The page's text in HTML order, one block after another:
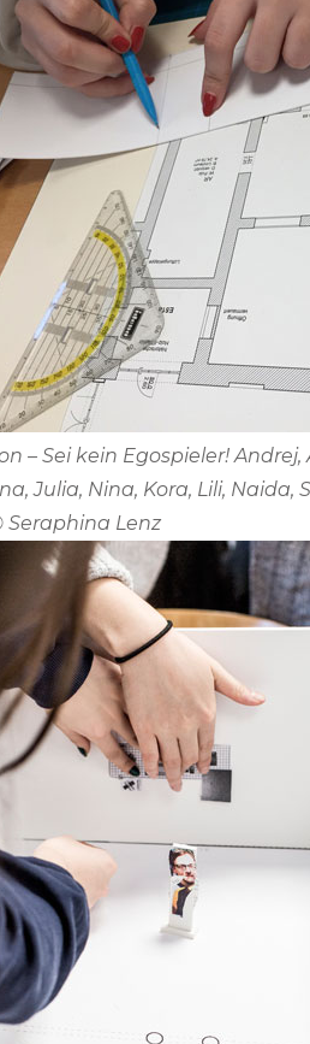
– Sei kein Egospieler!
Julia, Nina, Kora, Lili,
Seraphina Lenz